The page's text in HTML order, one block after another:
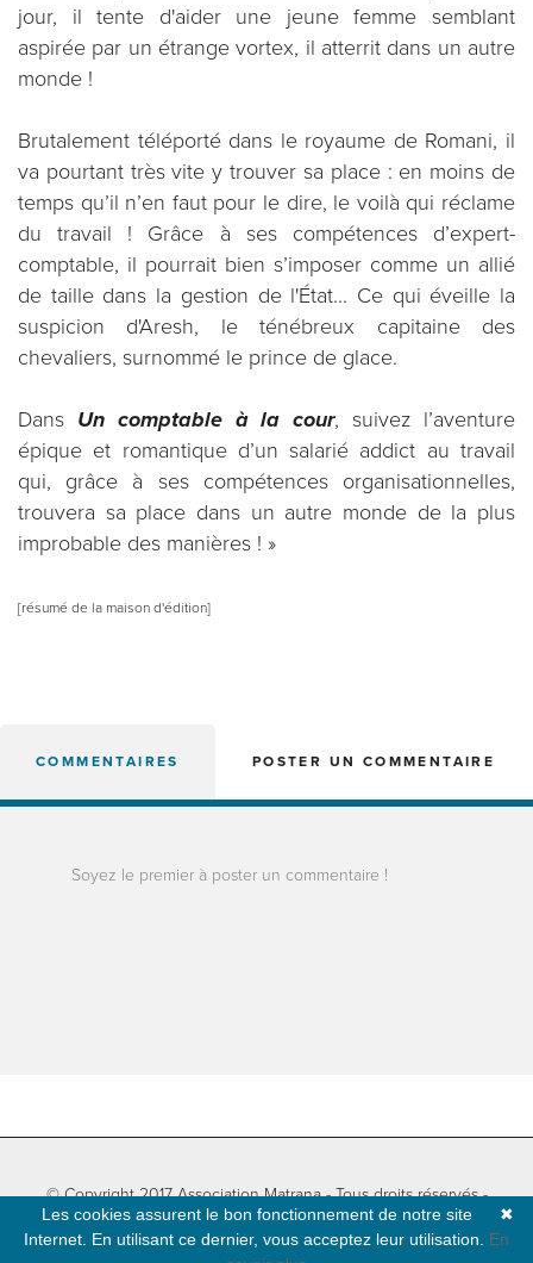
jour, il tente d'aider une jeune femme semblant
aspirée par un étrange vortex, il atterrit dans un autre
monde !
Brutalement téléporté dans le royaume de Romani, il
va pourtant très vite y trouver sa place : en moins de
temps qu’il n’en faut pour le dire, le voilà qui réclame
du travail ! Grâce à ses compétences d’expert-
comptable, il pourrait bien s’imposer comme un allié
de taille dans la gestion de l'État... Ce qui éveille la
suspicion d'Aresh, le ténébreux capitaine des
chevaliers, surnommé le prince de glace.
Dans Un comptable à la cour, suivez l’aventure
épique et romantique d’un salarié addict au travail
qui, grâce à ses compétences organisationnelles,
trouvera sa place dans un autre monde de la plus
improbable des manières ! »
[résumé de la maison d'édition]
COMMENTAIRES POSTER UN COMMENTAIRE
Soyez le premier à poster un commentaire !
© Copyright 2017 Association Matrana - Tous droits réservés -
Informations légales- Plan du site- Développé parNatural-net
✖
Les cookies assurent le bon fonctionnement de notre site
Internet. En utilisant ce dernier, vous acceptez leur utilisation. En